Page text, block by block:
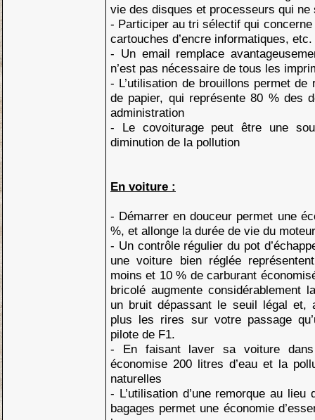
vie des disques et processeurs qui
- Participer au tri sélectif qui
cartouches d’encre informatiques, etc.
- Un email remplace
n’est pas nécessaire de tous les
- L’utilisation de brouillons permet de
de papier, qui représente 80 % des
administration
- Le covoiturage peut être une
diminution de la pollution
En voiture :
- Démarrer en douceur permet une
%, et allonge la durée de vie du moteur
- Un contrôle régulier du pot
une voiture bien réglée
moins et 10 % de carburant
bricolé augmente considérablement
un bruit dépassant le seuil légal et,
plus les rires sur votre passage
pilote de F1.
- En faisant laver sa voiture
économise 200 litres d’eau et la
naturelles
- L’utilisation d’une remorque au lieu
bagages permet une économie